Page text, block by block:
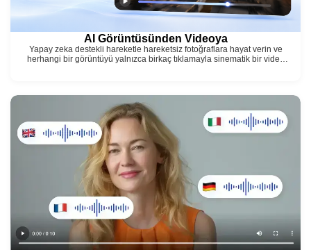
AI Görüntüsünden Videoya
Yapay zeka destekli hareketle hareketsiz fotoğraflara hayat verin ve
herhangi bir görüntüyü yalnızca birkaç tıklamayla sinematik bir video